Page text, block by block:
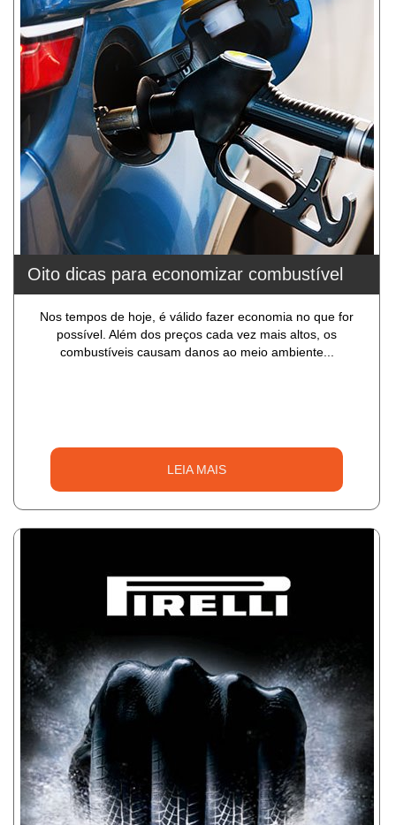
Oito dicas para economizar combustível
Nos tempos de hoje, é válido fazer economia no que for
possível. Além dos preços cada vez mais altos, os
combustíveis causam danos ao meio ambiente...
LEIA MAIS